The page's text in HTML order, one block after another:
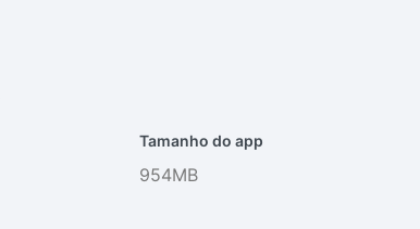
Tamanho do app
954MB